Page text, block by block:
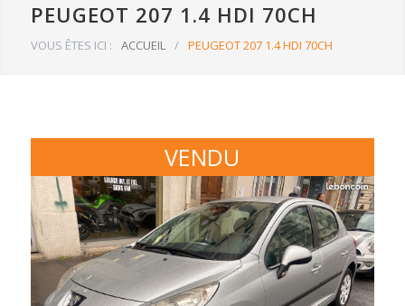
PEUGEOT 207 1.4 HDI 70CH
VOUS ÊTES ICI : ACCUEIL / PEUGEOT 207 1.4 HDI 70CH
VENDU